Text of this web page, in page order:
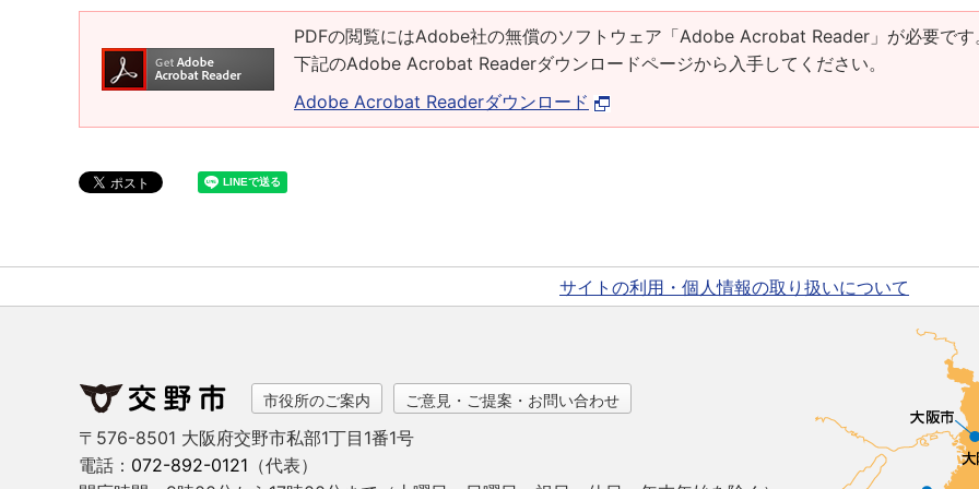
PDFの閲覧にはAdobe社の無償のソフトウェア「Adobe Acrobat Reader」が必要です
下記のAdobe Acrobat Readerダウンロードページから入手してください。
Adobe Acrobat Readerダウンロード
サイトの利用・個人情報の取り扱いについて
市役所のご案内 ご意見・ご提案・お問い合わせ
〒576-8501 大阪府交野市私部1丁目1番1号
電話： 072-892-0121 （代表）